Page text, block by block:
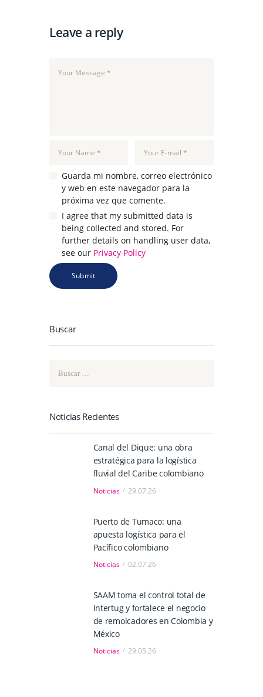
Leave a reply
Guarda mi nombre, correo electrónico
y web en este navegador para la
próxima vez que comente.
I agree that my submitted data is
being collected and stored. For
further details on handling user data,
see our Privacy Policy
Buscar
Noticias Recientes
Canal del Dique: una obra
estratégica para la logística
fluvial del Caribe colombiano
Noticias 29.07.26
Puerto de Tumaco: una
apuesta logística para el
Pacífico colombiano
Noticias 02.07.26
SAAM toma el control total de
Intertug y fortalece el negocio
de remolcadores en Colombia y
México
Noticias 29.05.26